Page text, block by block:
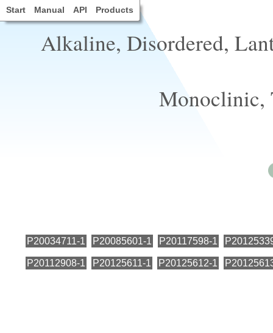
Start Manual API Products
Alkaline, Disordered,
Monoclinic,
P20034711-1 P20085601-1 P20117598-1
P20112908-1 P20125611-1 P20125612-1